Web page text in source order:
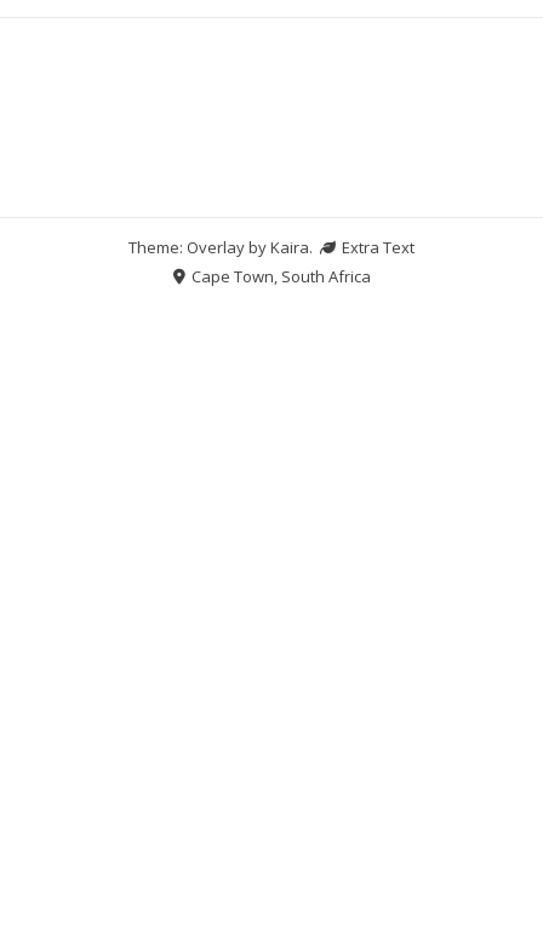
Theme: Overlay byKaira.
Extra Text
Cape Town, South Africa